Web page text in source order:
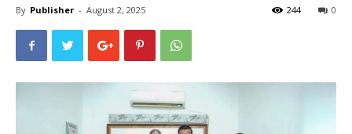
By Publisher - August 2, 2025 0
244